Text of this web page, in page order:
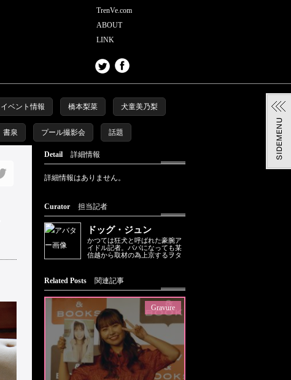
TrenVe.com
ABOUT
LINK
イベント情報 橋本梨菜 犬童美乃梨
書泉 プール撮影会 話題
Detail 詳細情報
詳細情報はありません。
Curator 担当記者
ドッグ・ジュン
かつては狂犬と呼ばれた豪腕ア
イドル記者。パパになっても某
信越から取材の為上京するヲタ
Related Posts 関連記事
Gravure